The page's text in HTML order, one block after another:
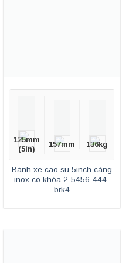
125mm
(5in)
157mm 136kg
Bánh xe cao su 5inch càng
inox có khóa 2-5456-444-
brk4